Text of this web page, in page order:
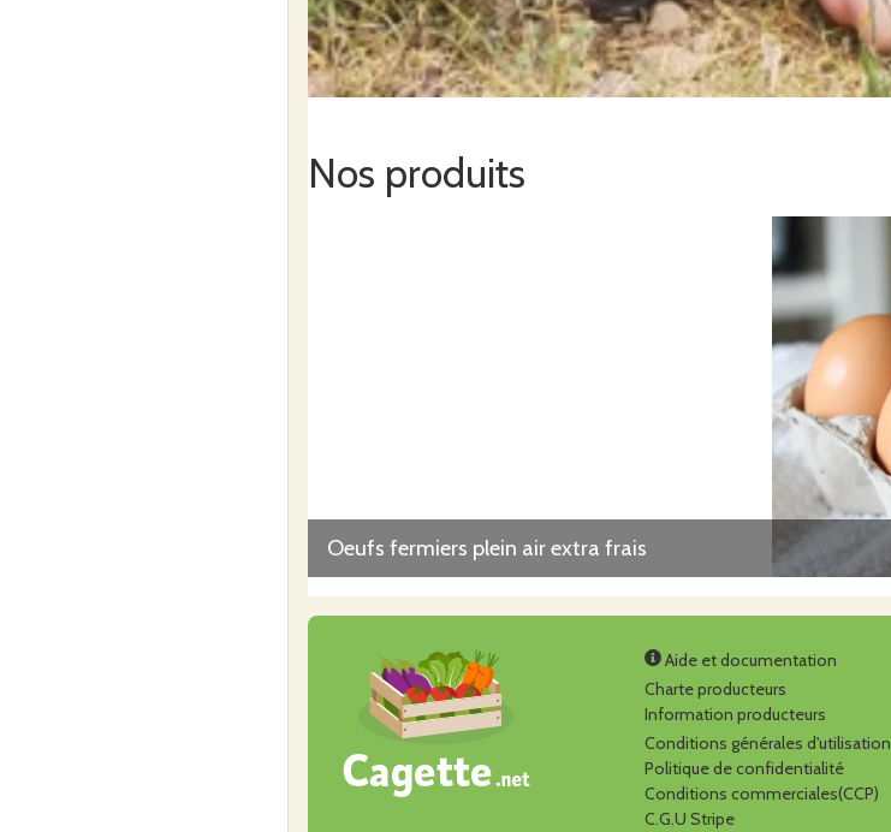
Nos produits
Oeufs fermiers plein air extra frais
Aide et documentation
Charte producteurs
Information producteurs
Conditions générales d'utilisation
Politique de confidentialité
Conditions commerciales(CCP)
C.G.U Stripe